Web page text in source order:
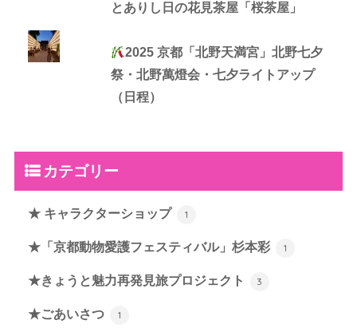
とありし日の花見茶屋「桜茶屋」
2025 京都「北野天満宮」北野七夕
祭・北野萬燈会・七夕ライトアップ
（日程）
カテゴリー
★ キャラクターショップ 1
★「京都動物愛護フェスティバル」杉本彩 1
★きょうと魅力再発見旅プロジェクト 3
★ごあいさつ 1